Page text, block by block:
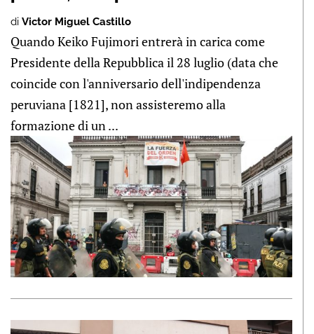
di Victor Miguel Castillo
Quando Keiko Fujimori entrerà in carica come
Presidente della Repubblica il 28 luglio (data che
coincide con l'anniversario dell'indipendenza
peruviana [1821], non assisteremo alla
formazione di un ...